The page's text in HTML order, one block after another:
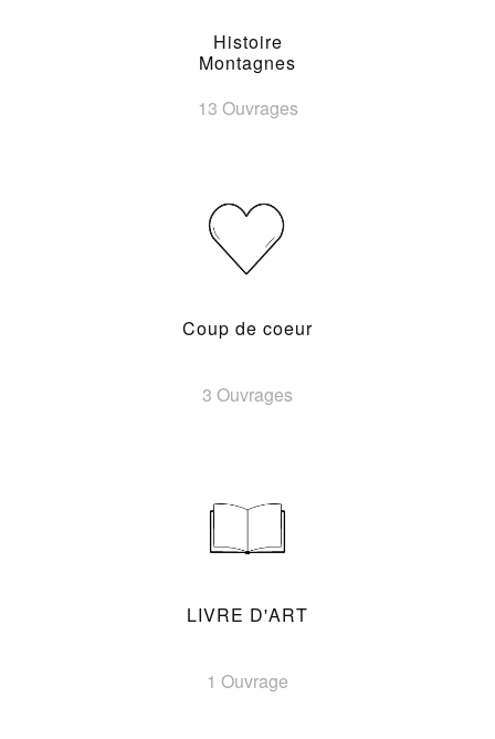
Histoire
Montagnes
13 Ouvrages
Coup de coeur
3 Ouvrages
LIVRE D'ART
1 Ouvrage